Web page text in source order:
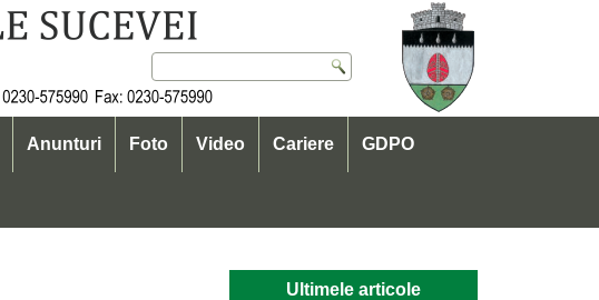
Anunturi Foto Video Cariere GDPO
Ultimele articole